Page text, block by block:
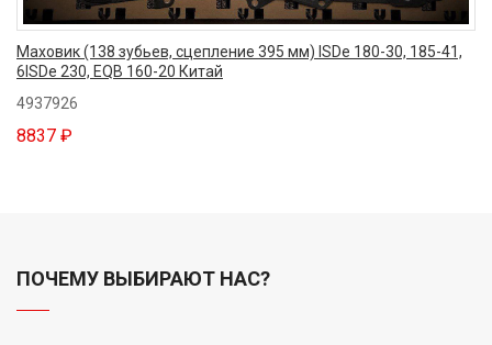
Маховик (138 зубьев, сцепление 395 мм) ISDe 180-30, 185-41,
6ISDe 230, EQB 160-20 Китай
4937926
8837 ₽
ПОЧЕМУ ВЫБИРАЮТ НАС?